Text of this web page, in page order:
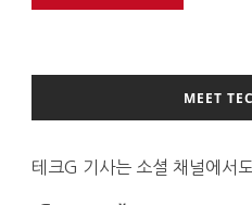
MEET
테크G 기사는 소셜 채널에서